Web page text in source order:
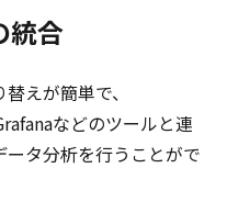
統合
えが簡単で、
などのツールと連
タ分析を行うことがで